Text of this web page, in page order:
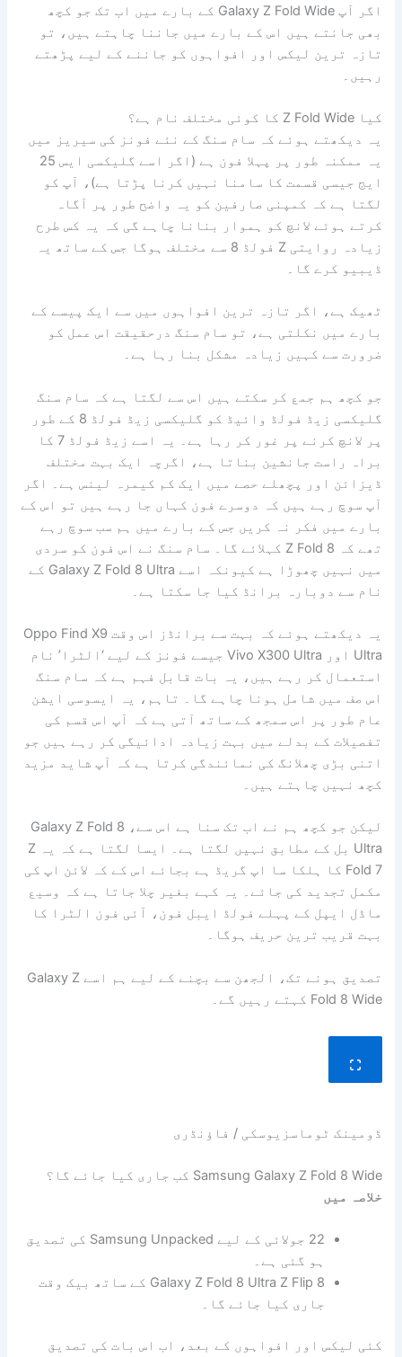
اگر آپ Galaxy Z Fold Wide کے بارے میں اب تک جو کچھ
بھی جانتے ہیں اس کے بارے میں جاننا چاہتے ہیں، تو
تازہ ترین لیکس اور افواہوں کو جاننے کے لیے پڑھتے
رہیں۔
کیا Z Fold Wide کا کوئی مختلف نام ہے؟
یہ دیکھتے ہوئے کہ سام سنگ کے نئے فونز کی سیریز میں
یہ ممکنہ طور پر پہلا فون ہے (اگر اسے گلیکسی ایس 25
ایج جیسی قسمت کا سامنا نہیں کرنا پڑتا ہے)، آپ کو
لگتا ہے کہ کمپنی صارفین کو یہ واضح طور پر آگاہ
کرتے ہوئے لانچ کو ہموار بنانا چاہے گی کہ یہ کس طرح
زیادہ روایتی Z فولڈ 8 سے مختلف ہوگا جس کے ساتھ یہ
ڈیبیو کرے گا۔
ٹھیک ہے، اگر تازہ ترین افواہوں میں سے ایک پیسے کے
بارے میں نکلتی ہے، تو سام سنگ درحقیقت اس عمل کو
ضرورت سے کہیں زیادہ مشکل بنا رہا ہے۔
جو کچھ ہم جمع کر سکتے ہیں اس سے لگتا ہے کہ سام سنگ
گلیکسی زیڈ فولڈ وائیڈ کو گلیکسی زیڈ فولڈ 8 کے طور
پر لانچ کرنے پر غور کر رہا ہے۔ یہ اسے زیڈ فولڈ 7 کا
براہ راست جانشین بناتا ہے، اگرچہ ایک بہت مختلف
ڈیزائن اور پچھلے حصے میں ایک کم کیمرہ لینس ہے۔ اگر
آپ سوچ رہے ہیں کہ دوسرے فون کہاں جا رہے ہیں تو اس کے
بارے میں فکر نہ کریں جس کے بارے میں ہم سب سوچ رہے
تھے کہ Z Fold 8 کہلائے گا۔ سام سنگ نے اس فون کو سردی
میں نہیں چھوڑا ہے کیونکہ اسے Galaxy Z Fold 8 Ultra کے
نام سے دوبارہ برانڈ کیا جا سکتا ہے۔
یہ دیکھتے ہوئے کہ بہت سے برانڈز اس وقت Oppo Find X9
Ultra اور Vivo X300 Ultra جیسے فونز کے لیے ‘الٹرا’ نام
استعمال کر رہے ہیں، یہ بات قابل فہم ہے کہ سام سنگ
اس صف میں شامل ہونا چاہے گا۔ تاہم، یہ ایسوسی ایشن
عام طور پر اس سمجھ کے ساتھ آتی ہے کہ آپ اس قسم کی
تفصیلات کے بدلے میں بہت زیادہ ادائیگی کر رہے ہیں جو
اتنی بڑی چھلانگ کی نمائندگی کرتا ہے کہ آپ شاید مزید
کچھ نہیں چاہتے ہیں۔
لیکن جو کچھ ہم نے اب تک سنا ہے اس سے، Galaxy Z Fold 8
Ultra بل کے مطابق نہیں لگتا ہے۔ ایسا لگتا ہے کہ یہ Z
Fold 7 کا ہلکا سا اپ گریڈ ہے بجائے اس کے کہ لائن اپ کی
مکمل تجدید کی جائے۔ یہ کہے بغیر چلا جاتا ہے کہ وسیع
ماڈل ایپل کے پہلے فولڈ ایبل فون، آئی فون الٹرا کا
بہت قریب ترین حریف ہوگا۔
تصدیق ہونے تک، الجھن سے بچنے کے لیے ہم اسے Galaxy Z
Fold 8 Wide کہتے رہیں گے۔
ڈومینک ٹوماسزیوسکی / فاؤنڈری
Samsung Galaxy Z Fold 8 Wide کب جاری کیا جائے گا؟
خلاصہ میں
22 جولائی کے لیے Samsung Unpacked کی تصدیق
ہو گئی ہے۔
Galaxy Z Fold 8 Ultra Z Flip 8 کے ساتھ بیک وقت
جاری کیا جائے گا۔
کئی لیکس اور افواہوں کے بعد، اب اس بات کی تصدیق